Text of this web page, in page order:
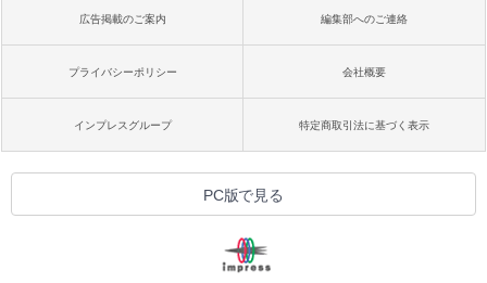
広告掲載のご案内 編集部へのご連絡
プライバシーポリシー 会社概要
インプレスグループ 特定商取引法に基づく表示
PC版で見る